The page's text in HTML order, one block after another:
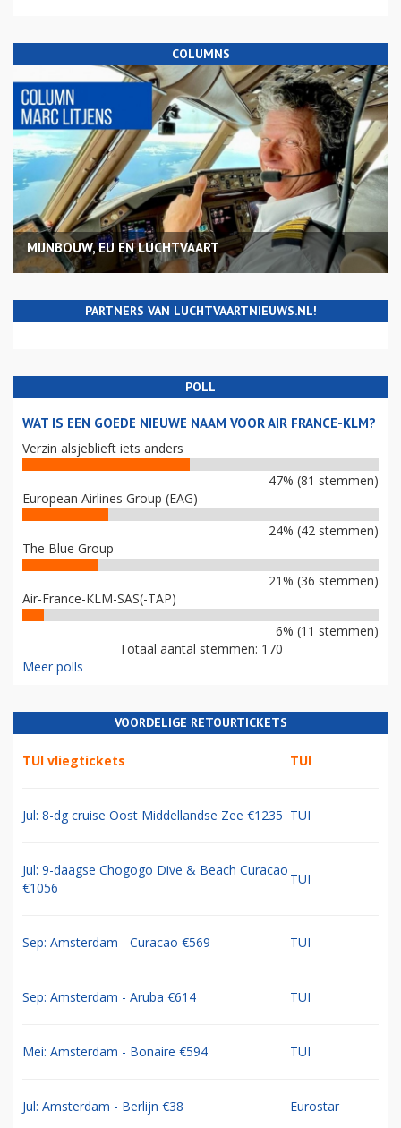
COLUMNS
MIJNBOUW, EU EN LUCHTVAART
PARTNERS VAN LUCHTVAARTNIEUWS.NL!
POLL
WAT IS EEN GOEDE NIEUWE NAAM VOOR AIR FRANCE-KLM?
Verzin alsjeblieft iets anders
47% (81 stemmen)
European Airlines Group (EAG)
24% (42 stemmen)
The Blue Group
21% (36 stemmen)
Air-France-KLM-SAS(-TAP)
6% (11 stemmen)
Totaal aantal stemmen: 170
Meer polls
VOORDELIGE RETOURTICKETS
TUI vliegtickets TUI
Jul: 8-dg cruise Oost Middellandse Zee €1235 TUI
Jul: 9-daagse Chogogo Dive & Beach Curacao
€1056
TUI
Sep: Amsterdam - Curacao €569 TUI
Sep: Amsterdam - Aruba €614 TUI
Mei: Amsterdam - Bonaire €594 TUI
Jul: Amsterdam - Berlijn €38 Eurostar